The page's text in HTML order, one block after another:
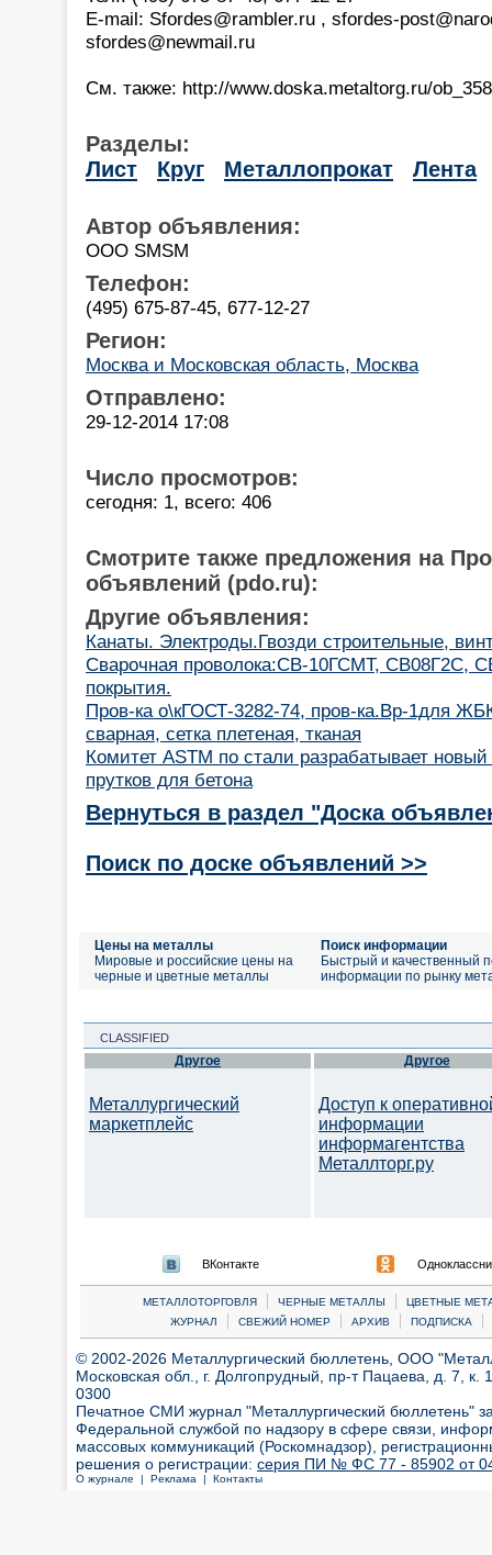
E-mail: Sfordes@rambler.ru , sfordes-
sfordes@newmail.ru
См. также: http://www.doska.metaltorg.ru/
Разделы:
Лист
Круг Металлопрокат Лента
Автор объявления:
OOO SMSM
Телефон:
(495) 675-87-45, 677-12-27
Регион:
Москва и Московская область, Москва
Отправлено:
29-12-2014 17:08
Число просмотров:
сегодня: 1, всего: 406
Смотрите также предложения на
объявлений (pdo.ru):
Другие объявления:
Канаты. Электроды.Гвозди строительные,
Cварочная проволока:СВ-10ГСМТ, СВ08Г2С,
покрытия.
Пров-ка о\кГОСТ-3282-74, пров-ка.Вр-1для
сварная, сетка плетеная, тканая
Комитет ASTM по стали разрабатывает
прутков для бетона
Вернуться в раздел "Доска
Поиск по доске объявлений >>
Цены на металлы
Мировые и российские цены на
черные и цветные металлы
Поиск информации
Быстрый и качественный
информации по рынку
CLASSIFIED
Другое
Металлургический
маркетплейс
Другое
Доступ к
информации
информагентства
Металлторг.ру
ВКонтакте
МЕТАЛЛОТОРГОВЛЯ | ЧЕРНЫЕ МЕТАЛЛЫ |
ЦВЕТНЫЕ
ЖУРНАЛ
| СВЕЖИЙ НОМЕР | АРХИВ | ПОДПИСКА |
© 2002-2026 Металлургический бюллетень, ООО
Московская обл., г. Долгопрудный, пр-т Пацаева, д. 7,
0300
Печатное СМИ журнал "Металлургический бюллетень"
Федеральной службой по надзору в сфере связи,
массовых коммуникаций (Роскомнадзор),
решения о регистрации: серия ПИ № ФС 77 - 85902 от 04
О журнале | Реклама | Контакты